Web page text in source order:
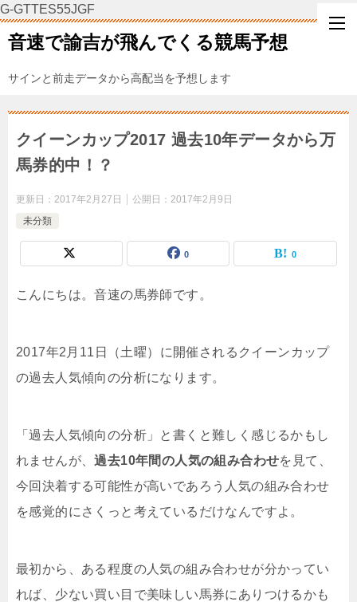
G-GTTES55JGF
音速で諭吉が飛んでくる競馬予想
サインと前走データから高配当を予想します
クイーンカップ2017 過去10年データから万
馬券的中！？
更新日： 2017年2月27日 公開日： 2017年2月9日
未分類
0 0
こんにちは。音速の馬券師です。
2017年2月11日（土曜）に開催されるクイーンカップ
の過去人気傾向の分析になります。
「過去人気傾向の分析」と書くと難しく感じるかもし
れませんが、過去10年間の人気の組み合わせを見て、
今回決着する可能性が高いであろう人気の組み合わせ
を感覚的にさくっと考えているだけなんですよ。
最初から、ある程度の人気の組み合わせが分かってい
れば、少ない買い目で美味しい馬券にありつけるかも